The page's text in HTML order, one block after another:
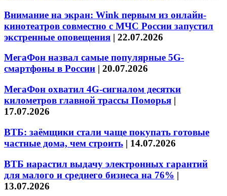
Внимание на экран: Wink первым из онлайн-
кинотеатров совместно с МЧС России запустил
экстренные оповещения | 22.07.2026
МегаФон назвал самые популярные 5G-
смартфоны в России | 20.07.2026
МегаФон охватил 4G-сигналом десятки
километров главной трассы Поморья |
17.07.2026
ВТБ: заёмщики стали чаще покупать готовые
частные дома, чем строить | 14.07.2026
ВТБ нарастил выдачу электронных гарантий
для малого и среднего бизнеса на 76% |
13.07.2026